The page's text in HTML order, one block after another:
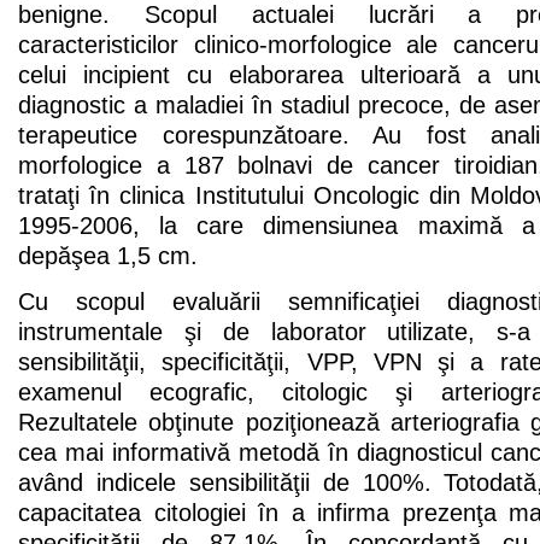
benigne. Scopul actualei lucrări a
caracteristicilor clinico-morfologice ale
celui incipient cu elaborarea ulterioară a
diagnostic a maladiei în stadiul precoce, de
terapeutice corespunzătoare. Au fost
morfologice a 187 bolnavi de cancer
trataţi în clinica Institutului Oncologic din
1995-2006, la care dimensiunea maximă
depăşea 1,5 cm.
Cu scopul evaluării semnificaţiei
instrumentale şi de laborator utilizate, s-a
sensibilităţii, specificităţii, VPP, VPN şi a
examenul ecografic, citologic şi
Rezultatele obţinute poziţionează arteriografia
cea mai informativă metodă în diagnosticul
având indicele sensibilităţii de 100%.
capacitatea citologiei în a infirma prezenţa